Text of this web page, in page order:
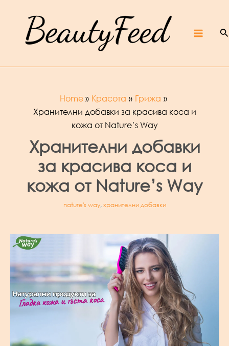
content
Menu
Home Красота
Грижа
Хранителни добавки за красива коса и
кожа от Nature’s Way
Хранителни добавки
за красива коса и
кожа от Nature’s Way
nature's way, хранителни добавки